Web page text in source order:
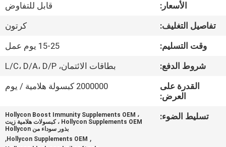
المعمل
ضبط
الجودة
الأسعار:
قابل للتفاوض
تفاصيل التغليف:
كرتون
وقت التسليم:
15-25 يوم عمل
شروط الدفع:
بطاقات الائتمان، L/C، D/A، D/P
القدرة على
العرض:
2000000 كبسولة هلامية / يوم
تسليط الضوء:
Hollycon Boost Immunity Supplements OEM ،
Hollycon Supplements OEM ، كبسولات هلامية زيت
بذور سوداء من Hollycon
,
Hollycon Supplements OEM
,